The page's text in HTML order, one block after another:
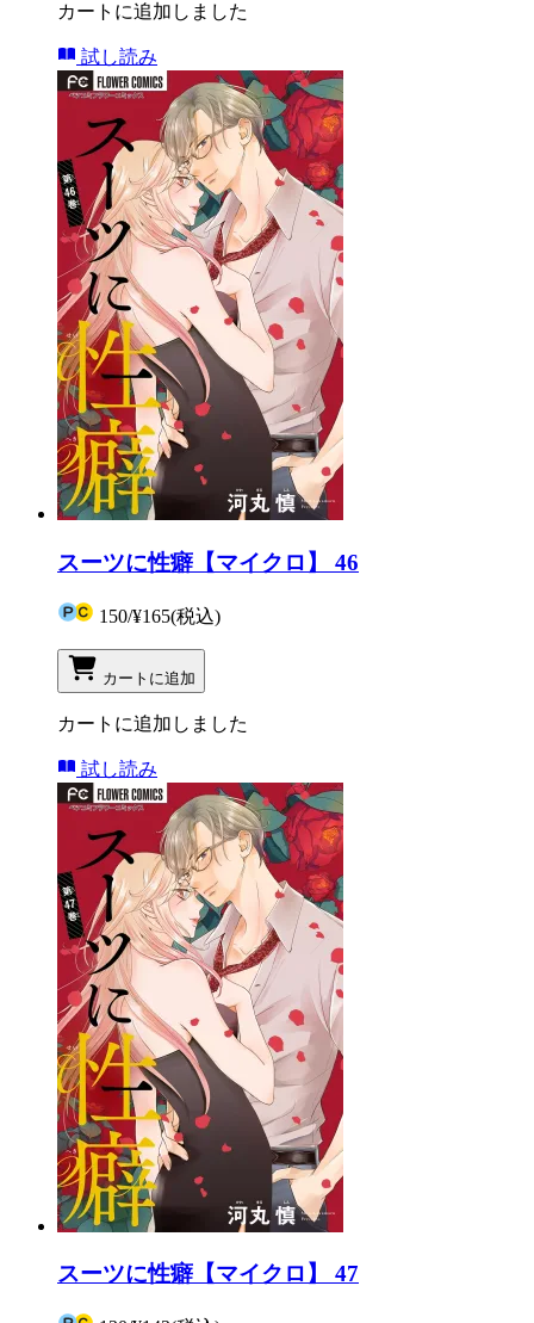
カートに追加しました
試し読み
スーツに性癖【マイクロ】 46
150/¥165(税込)
カートに追加
カートに追加しました
試し読み
スーツに性癖【マイクロ】 47